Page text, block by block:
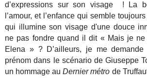
d’expressions sur son visage ! La
l’amour, et l’enfance qui semble
qui illumine son visage d'une douce
ne pas fondre quand il dit « Mais je
Elena » ? D’ailleurs, je me
prénom dans le scénario de Giuseppe
un hommage auDernier métro de